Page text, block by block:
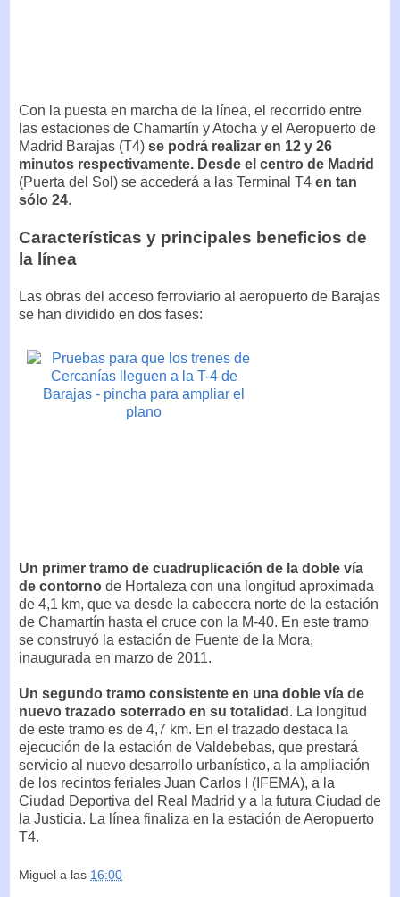
Con la puesta en marcha de la línea, el recorrido entre
las estaciones de Chamartín y Atocha y el Aeropuerto de
Madrid Barajas (T4) se podrá realizar en 12 y 26
minutos respectivamente. Desde el centro de Madrid
(Puerta del Sol) se accederá a las Terminal T4 en tan
sólo 24.
Características y principales beneficios de
la línea
Las obras del acceso ferroviario al aeropuerto de Barajas
se han dividido en dos fases:
Un primer tramo de cuadruplicación de la doble vía
de contorno de Hortaleza con una longitud aproximada
de 4,1 km, que va desde la cabecera norte de la estación
de Chamartín hasta el cruce con la M-40. En este tramo
se construyó la estación de Fuente de la Mora,
inaugurada en marzo de 2011.
Un segundo tramo consistente en una doble vía de
nuevo trazado soterrado en su totalidad . La longitud
de este tramo es de 4,7 km. En el trazado destaca la
ejecución de la estación de Valdebebas, que prestará
servicio al nuevo desarrollo urbanístico, a la ampliación
de los recintos feriales Juan Carlos I (IFEMA), a la
Ciudad Deportiva del Real Madrid y a la futura Ciudad de
la Justicia. La línea finaliza en la estación de Aeropuerto
T4.
Miguel a las 16:00